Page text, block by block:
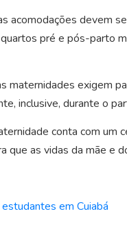
acomodações devem
pré e pós-parto
maternidades exigem
inclusive, durante o
conta com um
as vidas da mãe e
em Cuiabá